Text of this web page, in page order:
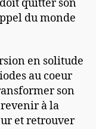
quitter son
du monde
en solitude
au coeur
son
à la
et retrouver